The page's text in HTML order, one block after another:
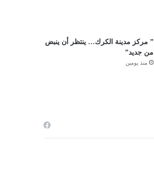
” مركز مدينة الكرك… ينتظر أن ينبض
من جديد”
منذ يومين